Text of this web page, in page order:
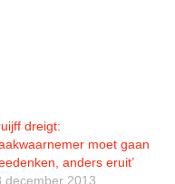
dreigt:
moet gaan
anders eruit’
december 2013